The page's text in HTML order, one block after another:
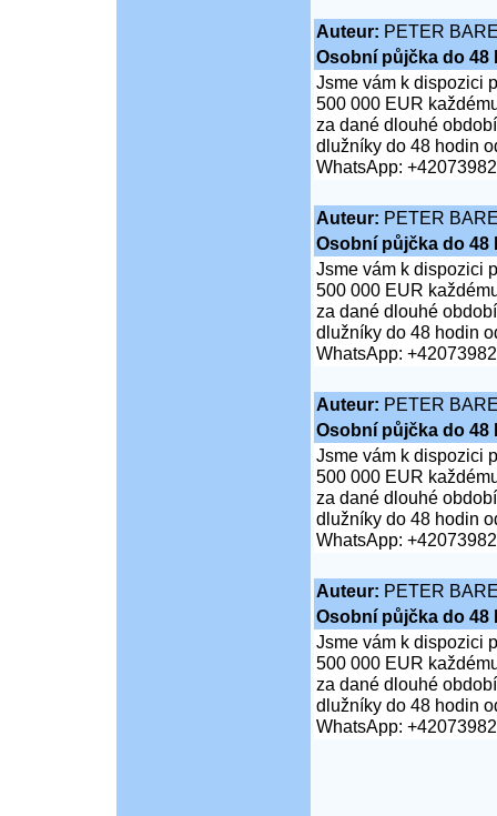
Auteur: PETER
Osobní půjčka do 48
Jsme vám k dispozici
500 000 EUR
za dané dlouhé
dlužníky do 48 hodin
WhatsApp:
Auteur: PETER
Osobní půjčka do 48
Jsme vám k dispozici
500 000 EUR
za dané dlouhé
dlužníky do 48 hodin
WhatsApp:
Auteur: PETER
Osobní půjčka do 48
Jsme vám k dispozici
500 000 EUR
za dané dlouhé
dlužníky do 48 hodin
WhatsApp:
Auteur: PETER
Osobní půjčka do 48
Jsme vám k dispozici
500 000 EUR
za dané dlouhé
dlužníky do 48 hodin
WhatsApp: